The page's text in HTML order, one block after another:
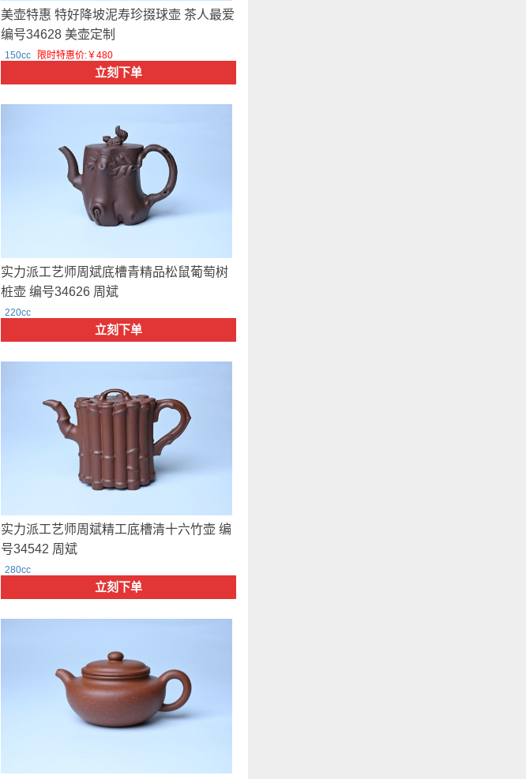
美壶特惠 特好降坡泥寿珍掇球壶 茶人最爱
编号34628 美壶定制
150cc 限时特惠价:￥480
立刻下单
实力派工艺师周斌底槽青精品松鼠葡萄树
桩壶 编号34626 周斌
220cc
立刻下单
实力派工艺师周斌精工底槽清十六竹壶 编
号34542 周斌
280cc
立刻下单